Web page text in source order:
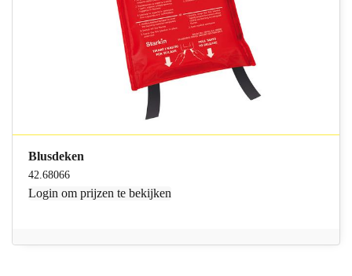
Blusdeken
42.68066
Login om prijzen te bekijken